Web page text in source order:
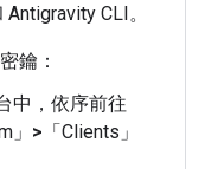
CLI。
鑰：
中，依序前往
」 > 「Clients」